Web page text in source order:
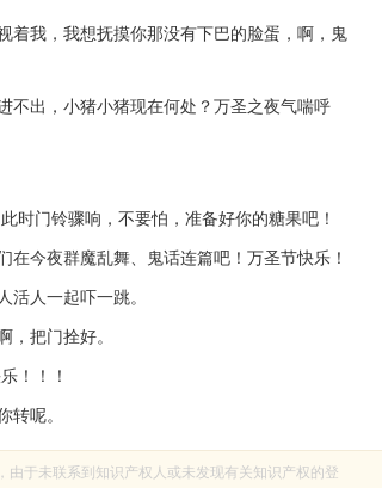
我，我想抚摸你那没有下巴的脸蛋，啊，鬼
出，小猪小猪现在何处？万圣之夜气喘呼
门铃骤响，不要怕，准备好你的糖果吧！
今夜群魔乱舞、鬼话连篇吧！万圣节快乐！
人一起吓一跳。
把门拴好。
！！！
呢。
于未联系到知识产权人或未发现有关知识产权的登